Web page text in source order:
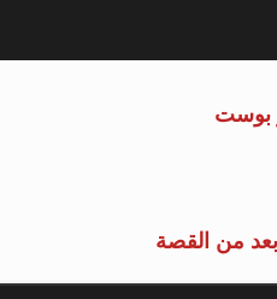
من القصة